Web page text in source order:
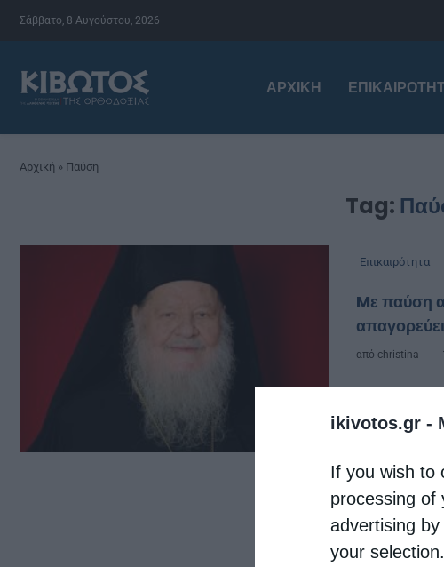
ikivotos.gr -
If you wish to
processing of
advertising
your
Σάββατο, 8 Αυγούστου, 2026
ΑΡΧΙΚΉ
Αρχική » Παύση
Tag:
Επικαιρότητα
Mε παύση
από christina
Με
στην ΕΡΤ
ναός …